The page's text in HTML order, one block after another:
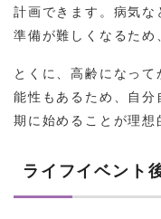
計画できます。病気
準備が難しくなるため
とくに、高齢になっ
能性もあるため、自
期に始めることが理想
ライフイベント